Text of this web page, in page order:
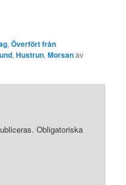
,Överfört från
,Hustrun,Morsanav
Obligatoriska